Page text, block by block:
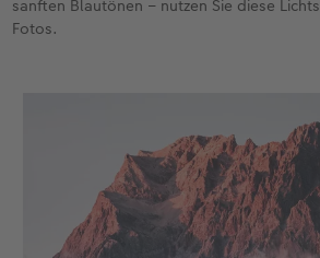
sanften Blautönen – nutzen Sie diese
Fotos.